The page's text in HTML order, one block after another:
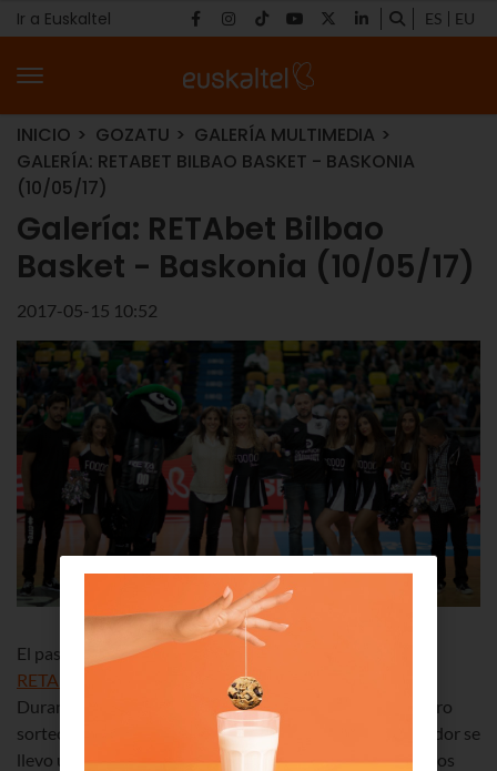
Ir a Euskaltel ES EU
INICIO GOZATU
GALERÍA MULTIMEDIA
GALERÍA: RETABET BILBAO BASKET - BASKONIA
(10/05/17)
Galería: RETAbet Bilbao
Basket - Baskonia (10/05/17)
2017-05-15 10:52
El pasado miércoles despedimos la temporada del
RETAbet Bilbao Basket
con un concurso muy especial.
Durante el descanso del partido los ganadores de nuestro
sorteo se enfrentaron a una batalla de triples, ¡y el ganador se
llevo un Smartwatch Sony 3! Pasa el cursor sobre las fotos